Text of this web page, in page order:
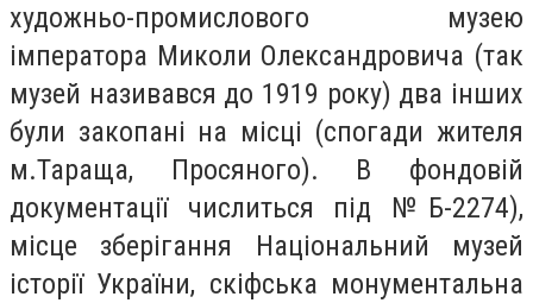
художньо-промислового музею
імператора Миколи Олександровича (так
музей називався до 1919 року) два інших
були закопані на місці (спогади жителя
м.Тараща, Просяного). В фондовій
документації числиться під №Б-2274),
місце зберігання Національний музей
історії України, скіфська монументальна